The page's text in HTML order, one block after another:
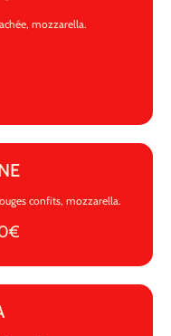
mozzarella.
confits, mozzarella.